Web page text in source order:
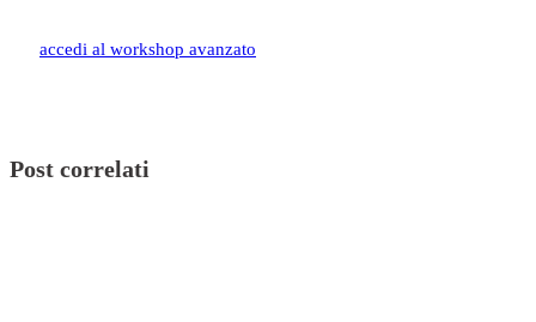
accedi al workshop avanzato
Post correlati